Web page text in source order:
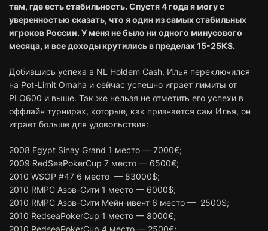
там, где есть стабильность. Спустя 4 года я могу с
уверенностью сказать, что я один из самых стабильных
игроков России. У меня не было ни одного минусового
месяца, и все доходы крутились в пределах 15-25К$.
Добившись успеха в NL Holdem Cash, Илья переключился
на Pot-Limit Omaha и сейчас успешно играет лимиты от
PLO600 и выше. Так же нельзя не отметить его успехи в
оффлайн турнирах, которые, как признается сам Илья, он
играет больше для удовольствия:
2008 Egypt Sinay Grand 1 место — 7000€;
2009 RedSeaPokerCup 7 место — 6500€;
2010 WSOP #47 6 место — 83000$;
2010 RMPC Азов-Сити 1 место — 6000$;
2010 RMPC Азов-Сити Мейн-ивент 6 место — 2500$;
2010 RedseaPokerCup 1 место — 8000€;
2010 RedseaPokerCup 4 место — 2500€;